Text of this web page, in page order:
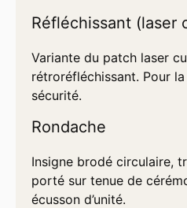
Réfléchissant (laser
Variante du patch laser
rétroréfléchissant. Pour
sécurité.
Rondache
Insigne brodé circulaire,
porté sur tenue de
écusson d’unité.